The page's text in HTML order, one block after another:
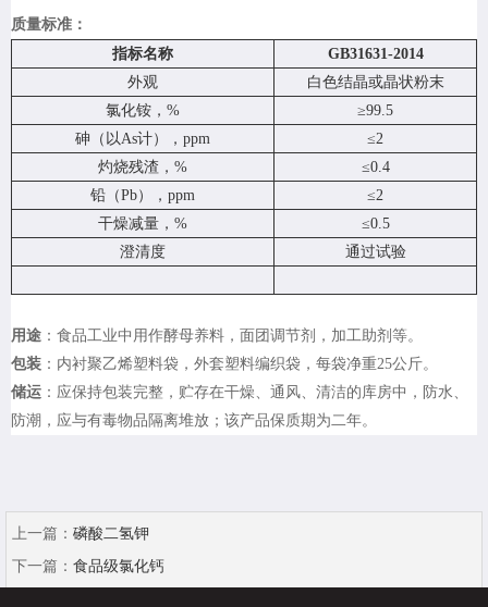
质量标准：
指标名称
GB31631-2014
外观
白色结晶或晶状粉末
氯化铵，%
≥99.5
砷（以As计），ppm
≤2
灼烧残渣，%
≤0.4
铅（Pb），ppm
≤2
干燥减量，%
≤0.5
澄清度
通过试验
用途 ：食品工业中用作酵母养料，面团调节剂，加工助剂等。
包装 ：内衬聚乙烯塑料袋，外套塑料编织袋，每袋净重25公斤。
储运 ：应保持包装完整，贮存在干燥、通风、清洁的库房中，防水、
防潮，应与有毒物品隔离堆放；该产品保质期为二年。
上一篇： 磷酸二氢钾
下一篇： 食品级氯化钙